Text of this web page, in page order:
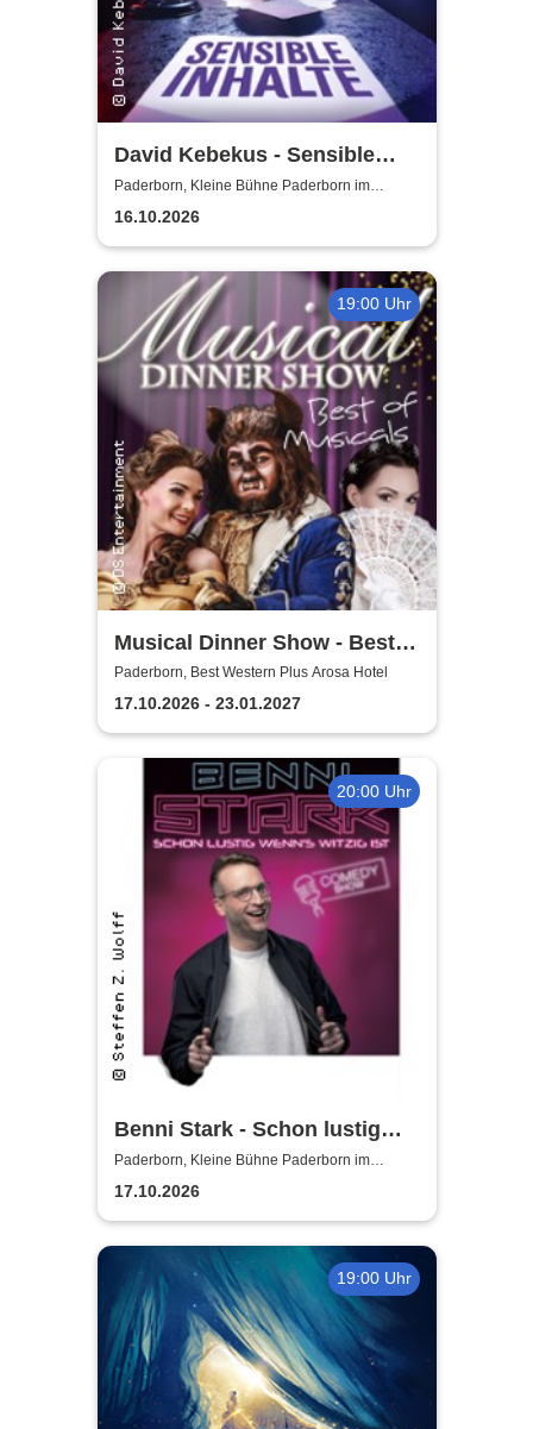
David Kebekus - Sensible
Inhalte
Paderborn, Kleine Bühne Paderborn im
Deelenhaus
16.10.2026
19:00 Uhr
Musical Dinner Show - Best
of Musicals
Paderborn, Best Western Plus Arosa Hotel
17.10.2026 - 23.01.2027
20:00 Uhr
Benni Stark - Schon lustig
wenn‘s witzig ist!
Paderborn, Kleine Bühne Paderborn im
Deelenhaus
17.10.2026
19:00 Uhr